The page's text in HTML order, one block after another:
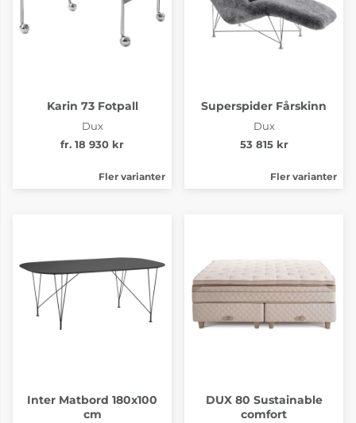
Karin 73 Fotpall
Dux
fr. 18 930 kr
Fler varianter
Superspider Fårskinn
Dux
53 815 kr
Fler varianter
Inter Matbord 180x100
cm
DUX 80 Sustainable
comfort